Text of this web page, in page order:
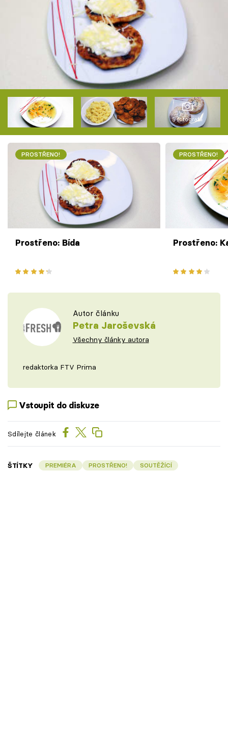
5 fotografií
PROSTŘENO!
Prostřeno: Bída
PROSTŘENO!
Prostřeno:
Autor článku
Petra Jaroševská
Všechny články autora
redaktorka FTV Prima
Vstoupit do diskuze
Sdílejte článek
ŠTÍTKY PREMIÉRA PROSTŘENO! SOUTĚŽÍCÍ